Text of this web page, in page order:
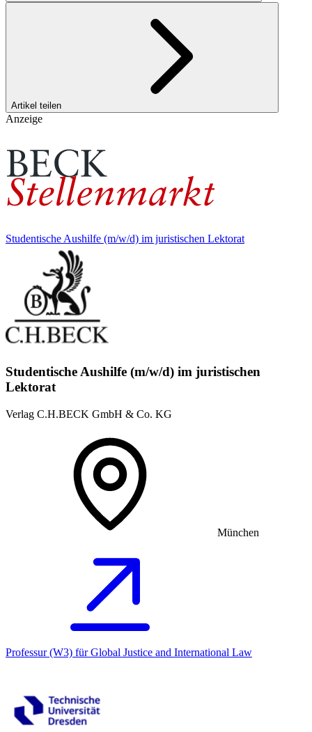
Artikel teilen
Anzeige
Studentische Aushilfe (m/w/d) im juristischen Lektorat
Studentische Aushilfe (m/w/d) im juristischen
Lektorat
Verlag C.H.BECK GmbH & Co. KG
München
Professur (W3) für Global Justice and International Law